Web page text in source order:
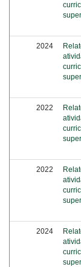
2024
2022
2022
2024